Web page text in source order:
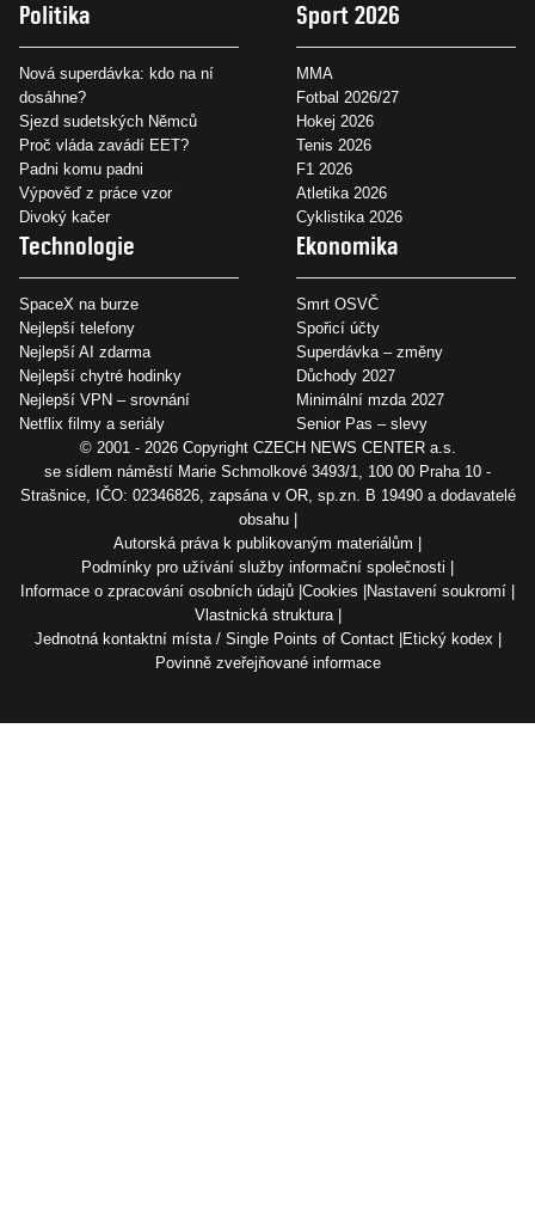
Politika
Nová superdávka: kdo na ní
dosáhne?
Sjezd sudetských Němců
Proč vláda zavádí EET?
Padni komu padni
Výpověď z práce vzor
Divoký kačer
Sport 2026
MMA
Fotbal 2026/27
Hokej 2026
Tenis 2026
F1 2026
Atletika 2026
Cyklistika 2026
Technologie
SpaceX na burze
Nejlepší telefony
Nejlepší AI zdarma
Nejlepší chytré hodinky
Nejlepší VPN – srovnání
Netflix filmy a seriály
Ekonomika
Smrt OSVČ
Spořicí účty
Superdávka – změny
Důchody 2027
Minimální mzda 2027
Senior Pas – slevy
© 2001 - 2026 Copyright CZECH NEWS CENTER a.s.
se sídlem náměstí Marie Schmolkové 3493/1, 100 00 Praha 10 -
Strašnice, IČO: 02346826, zapsána v OR, sp.zn. B 19490 a dodavatelé
obsahu
Autorská práva k publikovaným materiálům
Podmínky pro užívání služby informační společnosti
Informace o zpracování osobních údajů Cookies
Nastavení soukromí
Vlastnická struktura
Jednotná kontaktní místa / Single Points of Contact
Etický kodex
Povinně zveřejňované informace